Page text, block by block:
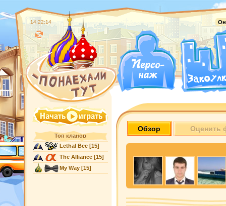
14:22:15
Топ кланов
Lethal Bee[15]
The Alliance[15]
My Way[15]
Обзор Оценить